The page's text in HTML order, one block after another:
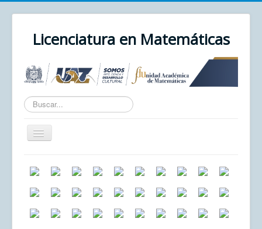
Licenciatura en Matemáticas
Texto
a
buscar...
Cambiar
navegación
Cursos